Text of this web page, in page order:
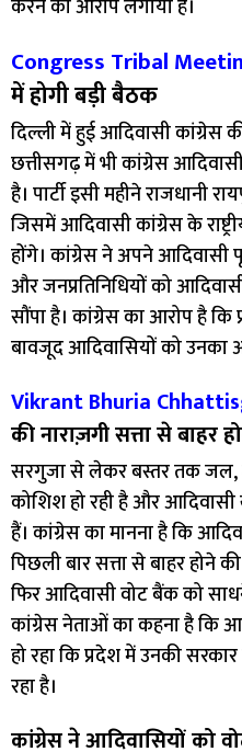
करने का आरोप लगाया है।
Congress Tribal
में होगी बड़ी बैठक
दिल्ली में हुई आदिवासी कांग्रेस
छत्तीसगढ़ में भी कांग्रेस
है। पार्टी इसी महीने राजधानी
जिसमें आदिवासी कांग्रेस के
होंगे। कांग्रेस ने अपने आदिवासी
और जनप्रतिनिधियों को
सौंपा है। कांग्रेस का आरोप है कि
बावजूद आदिवासियों को उनका
Vikrant Bhuria
की नाराज़गी सत्ता से बाहर
सरगुजा से लेकर बस्तर तक
कोशिश हो रही है और
हैं। कांग्रेस का मानना है कि
पिछली बार सत्ता से बाहर होने
फिर आदिवासी वोट बैंक को
कांग्रेस नेताओं का कहना है कि
हो रहा कि प्रदेश में उनकी
रहा है।
कांग्रेस ने आदिवासियों को